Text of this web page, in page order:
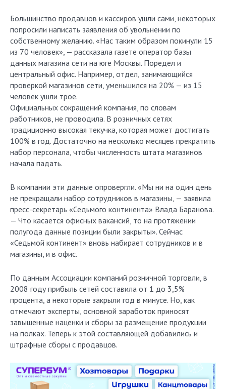
Большинство продавцов и кассиров ушли сами, некоторых
попросили написать заявления об увольнении по
собственному желанию. «Нас таким образом покинули 15
из 70 человек», — рассказала газете оператор базы
данных магазина сети на юге Москвы. Поредел и
центральный офис. Например, отдел, занимающийся
проверкой магазинов сети, уменьшился на 20% — из 15
человек ушли трое.
Официальных сокращений компания, по словам
работников, не проводила. В розничных сетях
традиционно высокая текучка, которая может достигать
100% в год. Достаточно на несколько месяцев прекратить
набор персонала, чтобы численность штата магазинов
начала падать.
В компании эти данные опровергли. «Мы ни на один день
не прекращали набор сотрудников в магазины, — заявила
пресс-секретарь «Седьмого континента» Влада Баранова.
— Что касается офисных вакансий, то на протяжении
полугода данные позиции были закрыты». Сейчас
«Седьмой континент» вновь набирает сотрудников и в
магазины, и в офис.
По данным Ассоциации компаний розничной торговли, в
2008 году прибыль сетей составила от 1 до 3,5%
процента, а некоторые закрыли год в минусе. Но, как
отмечают эксперты, основной заработок приносят
завышенные наценки и сборы за размещение продукции
на полках. Теперь к этой составляющей добавились и
штрафные сборы с продавцов.